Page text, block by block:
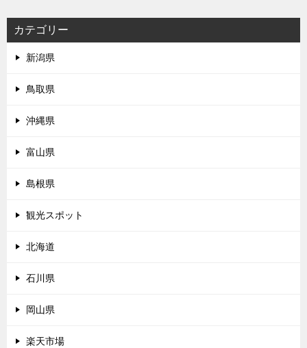
カテゴリー
新潟県
鳥取県
沖縄県
富山県
島根県
観光スポット
北海道
石川県
岡山県
楽天市場